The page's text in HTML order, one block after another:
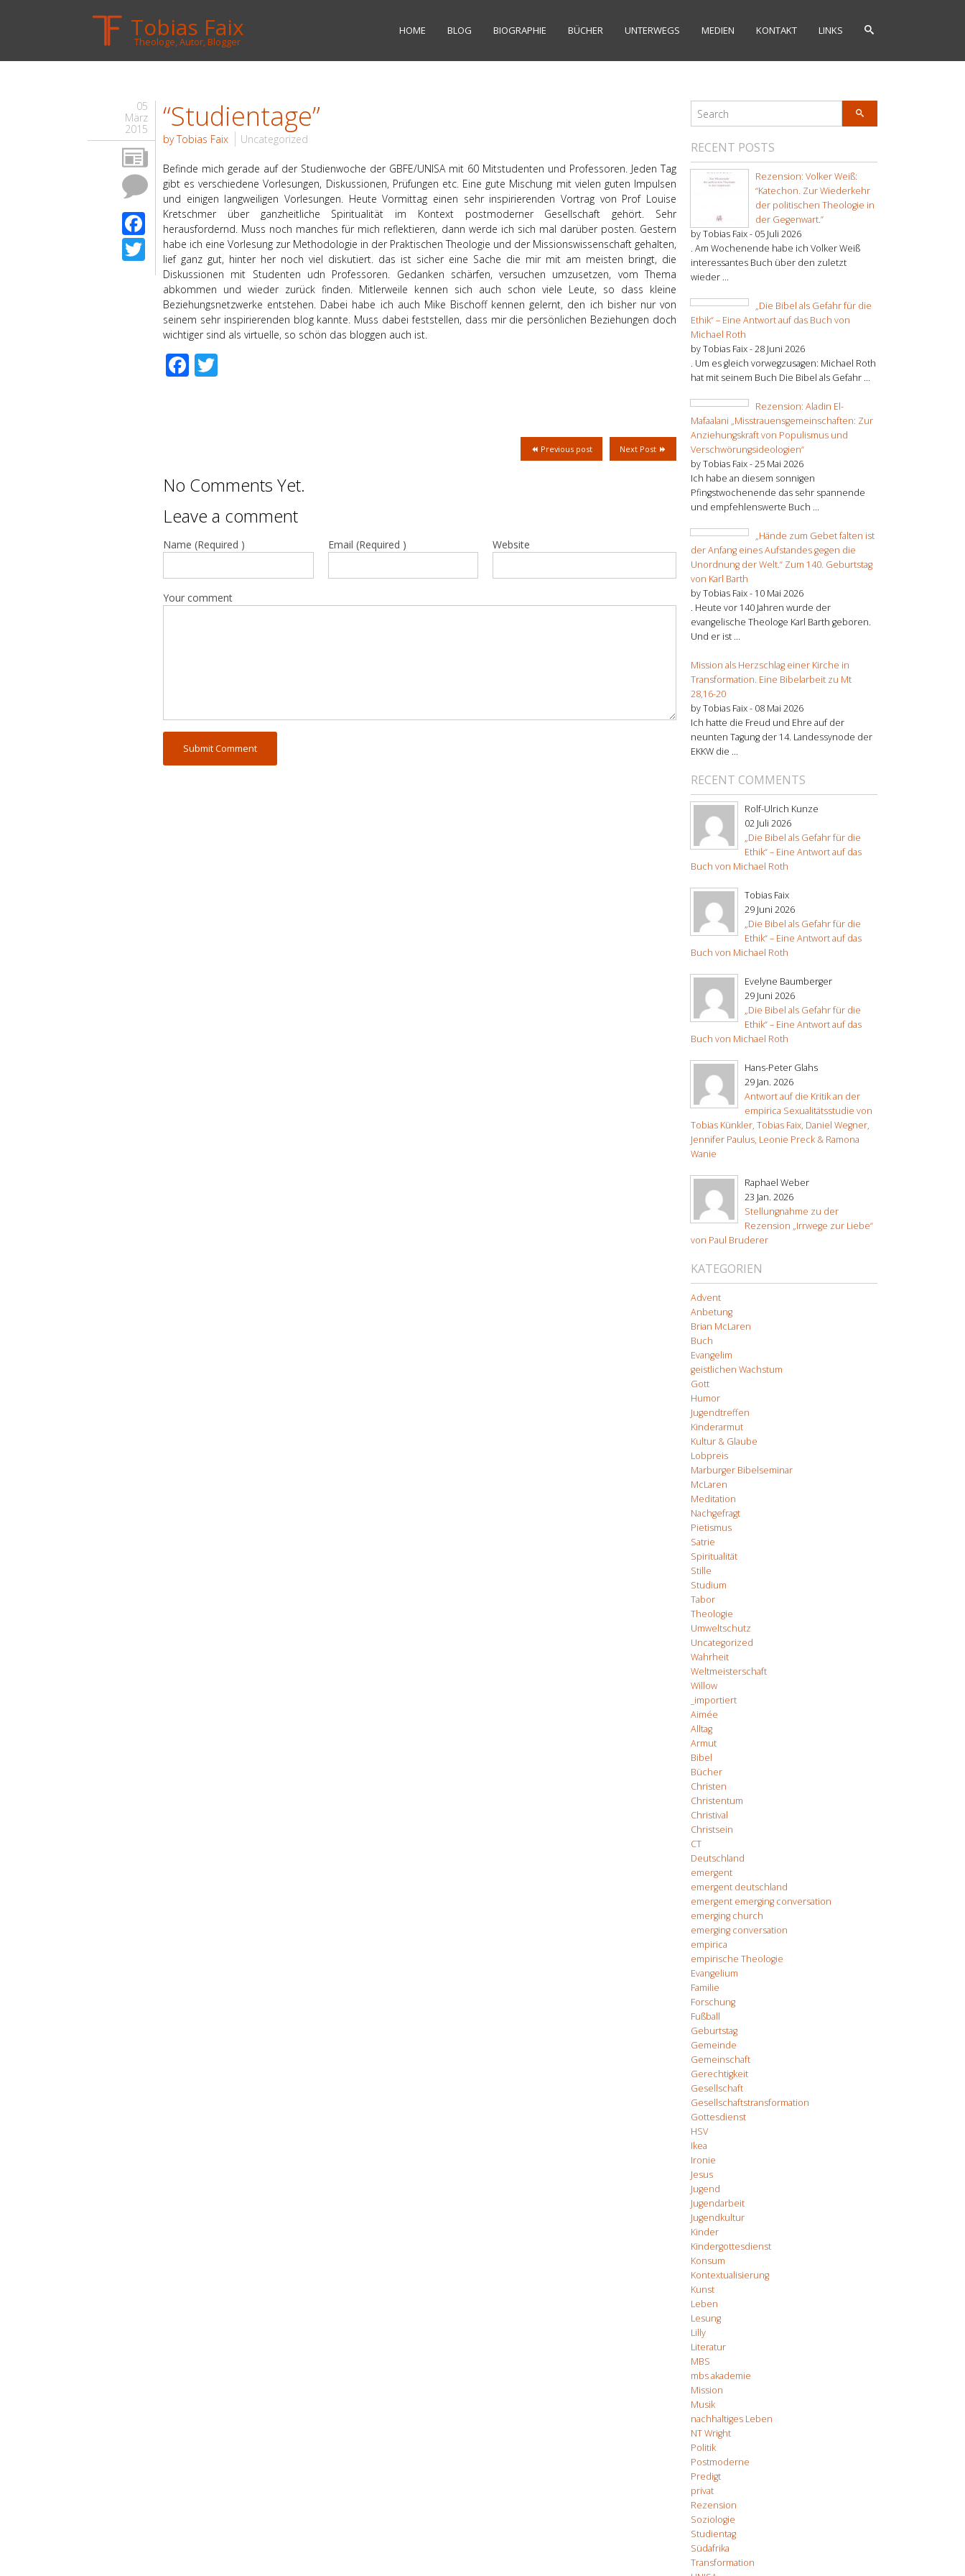
Tobias Faix
Theologe, Autor, Blogger
HOME BLOG BIOGRAPHIE BÜCHER UNTERWEGS MEDIEN KONTAKT LINKS
05
März
2015
Facebook
Twitter
“Studientage”
by Tobias Faix Uncategorized
Befinde mich gerade auf der Studienwoche der GBFE/UNISA mit 60 Mitstudenten und Professoren. Jeden Tag
gibt es verschiedene Vorlesungen, Diskussionen, Prüfungen etc. Eine gute Mischung mit vielen guten Impulsen
und einigen langweiligen Vorlesungen. Heute Vormittag einen sehr inspirierenden Vortrag von Prof Louise
Kretschmer über ganzheitliche Spiritualität im Kontext postmoderner Gesellschaft gehört. Sehr
herausfordernd. Muss noch manches für mich reflektieren, dann werde ich sich mal darüber posten. Gestern
habe ich eine Vorlesung zur Methodologie in der Praktischen Theologie und der Missionswissenschaft gehalten,
lief ganz gut, hinter her noch viel diskutiert. das ist sicher eine Sache die mir mit am meisten bringt, die
Diskussionen mit Studenten udn Professoren. Gedanken schärfen, versuchen umzusetzen, vom Thema
abkommen und wieder zurück finden. Mitlerweile kennen sich auch schon viele Leute, so dass kleine
Beziehungsnetzwerke entstehen. Dabei habe ich auch Mike Bischoff kennen gelernt, den ich bisher nur von
seinem sehr inspirierenden blog kannte. Muss dabei feststellen, dass mir die persönlichen Beziehungen doch
wichtiger sind als virtuelle, so schön das bloggen auch ist.
Facebook
Next Post
Previous post
No Comments Yet.
Leave a comment
Name (Required ) Email (Required ) Website
Your comment
RECENT POSTS
Rezension: Volker Weiß:
“Katechon. Zur Wiederkehr
der politischen Theologie in
der Gegenwart.”
by Tobias Faix - 05 Juli 2026
. Am Wochenende habe ich Volker Weiß
interessantes Buch über den zuletzt
wieder ...
„Die Bibel als Gefahr für die
Ethik“ – Eine Antwort auf das Buch von
Michael Roth
by Tobias Faix -28 Juni 2026
. Um es gleich vorwegzusagen: Michael Roth
hat mit seinem Buch Die Bibel als Gefahr ...
Rezension: Aladin El-
Mafaalani „Misstrauensgemeinschaften: Zur
Anziehungskraft von Populismus und
Verschwörungsideologien“
by Tobias Faix -25 Mai 2026
Ich habe an diesem sonnigen
Pfingstwochenende das sehr spannende
und empfehlenswerte Buch ...
„Hände zum Gebet falten ist
der Anfang eines Aufstandes gegen die
Unordnung der Welt.“ Zum 140. Geburtstag
von Karl Barth
by Tobias Faix - 10 Mai 2026
. Heute vor 140 Jahren wurde der
evangelische Theologe Karl Barth geboren.
Und er ist ...
Mission als Herzschlag einer Kirche in
Transformation. Eine Bibelarbeit zu Mt
28,16-20
by Tobias Faix - 08 Mai 2026
Ich hatte die Freud und Ehre auf der
neunten Tagung der 14. Landessynode der
EKKW die ...
RECENT COMMENTS
Rolf-Ulrich Kunze
02 Juli 2026
„Die Bibel als Gefahr für die
Ethik“ – Eine Antwort auf das
Buch von Michael Roth
Tobias Faix
29 Juni 2026
„Die Bibel als Gefahr für die
Ethik“ – Eine Antwort auf das
Buch von Michael Roth
Evelyne Baumberger
29 Juni 2026
„Die Bibel als Gefahr für die
Ethik“ – Eine Antwort auf das
Buch von Michael Roth
Hans-Peter Glahs
29 Jan. 2026
Antwort auf die Kritik an der
empirica Sexualitätsstudie von
Tobias Künkler, Tobias Faix, Daniel Wegner,
Jennifer Paulus, Leonie Preck & Ramona
Wanie
Raphael Weber
23 Jan. 2026
Stellungnahme zu der
Rezension „Irrwege zur Liebe“
von Paul Bruderer
KATEGORIEN
Advent
Anbetung
Brian McLaren
Buch
Evangelim
geistlichen Wachstum
Gott
Humor
Jugendtreffen
Kinderarmut
Kultur & Glaube
Lobpreis
Marburger Bibelseminar
McLaren
Meditation
Nachgefragt
Pietismus
Satrie
Spiritualität
Stille
Studium
Tabor
Theologie
Umweltschutz
Uncategorized
Wahrheit
Weltmeisterschaft
Willow
_importiert
Aimée
Alltag
Armut
Bibel
Bücher
Christen
Christentum
Christival
Christsein
CT
Deutschland
emergent
emergent deutschland
emergent emerging conversation
emerging church
emerging conversation
empirica
empirische Theologie
Evangelium
Familie
Forschung
Fußball
Geburtstag
Gemeinde
Gemeinschaft
Gerechtigkeit
Gesellschaft
Gesellschaftstransformation
Gottesdienst
HSV
Ikea
Ironie
Jesus
Jugend
Jugendarbeit
Jugendkultur
Kinder
Kindergottesdienst
Konsum
Kontextualisierung
Kunst
Leben
Lesung
Lilly
Literatur
MBS
mbs akademie
Mission
Musik
nachhaltiges Leben
NT Wright
Politik
Postmoderne
Predigt
privat
Rezension
Soziologie
Studientag
Südafrika
Transformation